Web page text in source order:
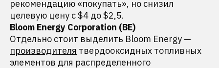
рекомендацию «покупать», но снизил
целевую цену с $4 до $2,5.
Bloom Energy Corporation (BE)
Отдельно стоит выделить Bloom Energy —
производителя твердооксидных топливных
элементов для распределенного